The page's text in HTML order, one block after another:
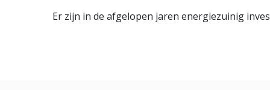
Er zijn in de afgelopen jaren energiezuinig